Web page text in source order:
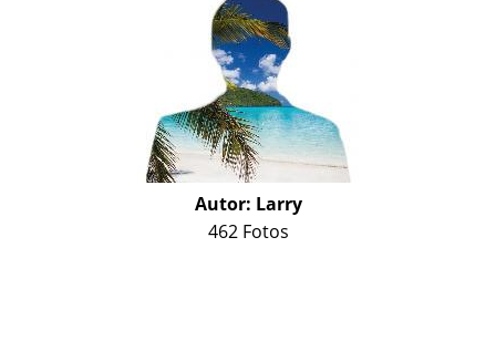
Autor: Larry
462 Fotos